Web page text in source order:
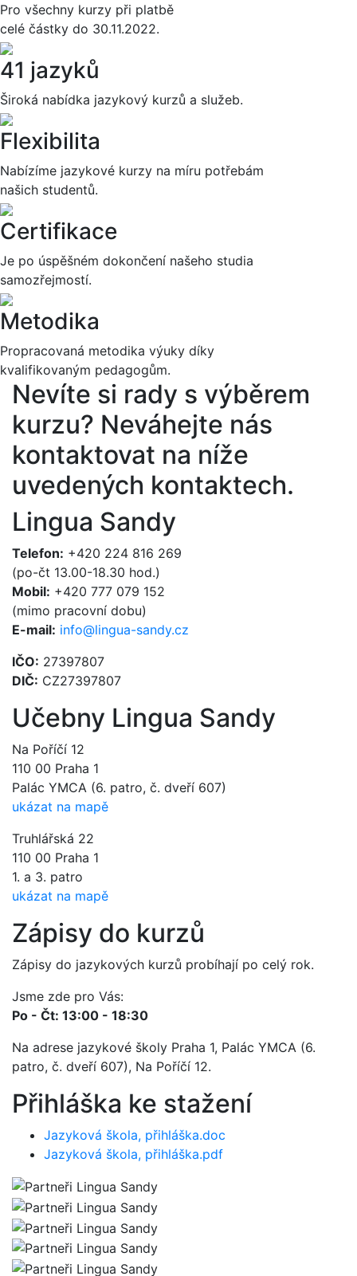
Pro všechny kurzy při platbě
celé částky do 30.11.2022.
41 jazyků
Široká nabídka jazykový kurzů a služeb.
Flexibilita
Nabízíme jazykové kurzy na míru potřebám
našich studentů.
Certifikace
Je po úspěšném dokončení našeho studia
samozřejmostí.
Metodika
Propracovaná metodika výuky díky
kvalifikovaným pedagogům.
Nevíte si rady s výběrem
kurzu? Neváhejte nás
kontaktovat na níže
uvedených kontaktech.
Lingua Sandy
Telefon: +420 224 816 269
(po-čt 13.00-18.30 hod.)
Mobil: +420 777 079 152
(mimo pracovní dobu)
E-mail: info@lingua-sandy.cz
IČO: 27397807
DIČ: CZ27397807
Učebny Lingua Sandy
Na Poříčí 12
110 00 Praha 1
Palác YMCA (6. patro, č. dveří 607)
ukázat na mapě
Truhlářská 22
110 00 Praha 1
1. a 3. patro
ukázat na mapě
Zápisy do kurzů
Zápisy do jazykových kurzů probíhají po celý rok.
Jsme zde pro Vás:
Po - Čt: 13:00 - 18:30
Na adrese jazykové školy Praha 1, Palác YMCA (6.
patro, č. dveří 607), Na Poříčí 12.
Přihláška ke stažení
Jazyková škola, přihláška.doc
Jazyková škola, přihláška.pdf